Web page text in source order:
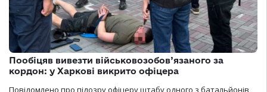
Пообіцяв вивезти військовозобов’язаного за
кордон: у Харкові викрито офіцера
Повідомлено про підозру офіцеру штабу одного з батальйонів